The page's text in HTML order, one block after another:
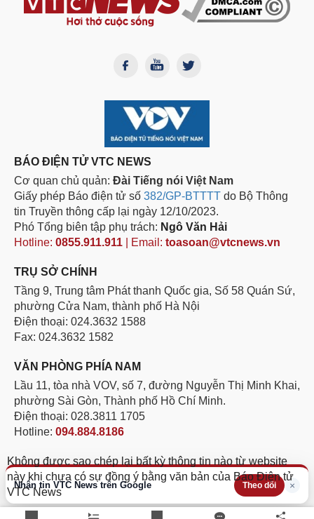
Nhận tin VTC News trên Google Theo dõi ×
BÁO ĐIỆN TỬ VTC NEWS
Cơ quan chủ quản: Đài Tiếng nói Việt Nam
Giấy phép Báo điện tử số 382/GP-BTTTT do Bộ Thông
tin Truyền thông cấp lại ngày 12/10/2023.
Phó Tổng biên tập phụ trách: Ngô Văn Hải
Hotline: 0855.911.911 | Email: toasoan@vtcnews.vn
TRỤ SỞ CHÍNH
Tầng 9, Trung tâm Phát thanh Quốc gia, Số 58 Quán Sứ,
phường Cửa Nam, thành phố Hà Nội
Điện thoại: 024.3632 1588
Fax: 024.3632 1582
VĂN PHÒNG PHÍA NAM
Lầu 11, tòa nhà VOV, số 7, đường Nguyễn Thị Minh Khai,
phường Sài Gòn, Thành phố Hồ Chí Minh.
Điện thoại: 028.3811 1705
Hotline: 094.884.8186
Không được sao chép lại bất kỳ thông tin nào từ website
này khi chưa có sự đồng ý bằng văn bản của Báo Điện tử
VTC News